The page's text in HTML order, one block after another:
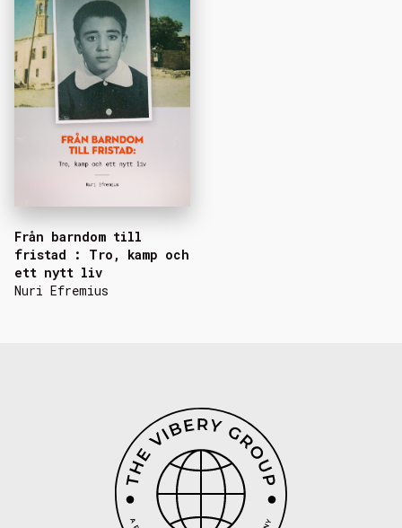
Från barndom till
fristad : Tro, kamp och
ett nytt liv
Nuri Efremius